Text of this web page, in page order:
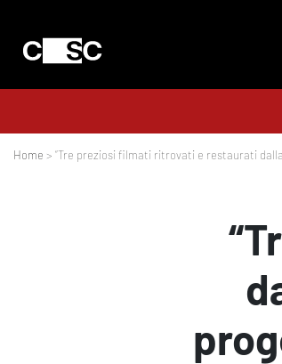
Home > “Tre preziosi filmati ritrovati e restaurati